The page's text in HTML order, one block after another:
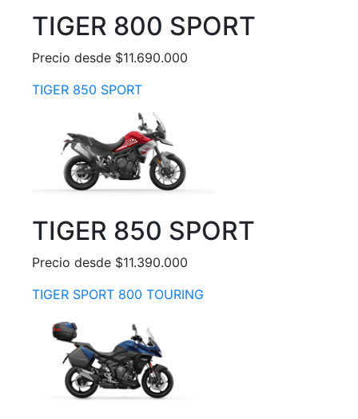
TIGER 800 SPORT
Precio desde $11.690.000
TIGER 850 SPORT
TIGER 850 SPORT
Precio desde $11.390.000
TIGER SPORT 800 TOURING